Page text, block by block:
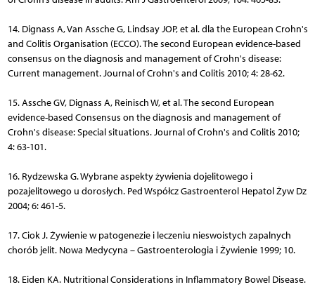
14. Dignass A, Van Assche G, Lindsay JOP, et al. dla the European Crohn's
and Colitis Organisation (ECCO). The second European evidence-based
consensus on the diagnosis and management of Crohn's disease:
Current management. Journal of Crohn's and Colitis 2010; 4: 28-62.
15. Assche GV, Dignass A, Reinisch W, et al. The second European
evidence-based Consensus on the diagnosis and management of
Crohn's disease: Special situations. Journal of Crohn's and Colitis 2010;
4: 63-101.
16. Rydzewska G. Wybrane aspekty żywienia dojelitowego i
pozajelitowego u dorosłych. Ped Współcz Gastroenterol Hepatol Żyw Dz
2004; 6: 461-5.
17. Ciok J. Żywienie w patogenezie i leczeniu nieswoistych zapalnych
chorób jelit. Nowa Medycyna – Gastroenterologia i Żywienie 1999; 10.
18. Eiden KA. Nutritional Considerations in Inflammatory Bowel Disease.